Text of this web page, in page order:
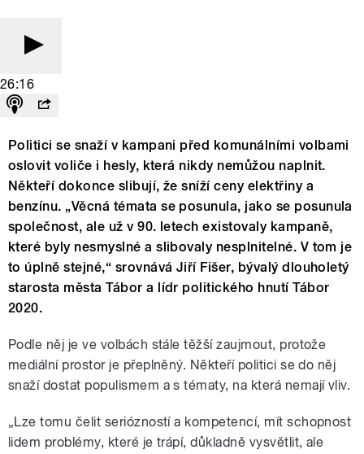
26:16
Politici se snaží v kampani před komunálními volbami
oslovit voliče i hesly, která nikdy nemůžou naplnit.
Někteří dokonce slibují, že sníží ceny elektřiny a
benzínu. „Věcná témata se posunula, jako se posunula
společnost, ale už v 90. letech existovaly kampaně,
které byly nesmyslné a slibovaly nesplnitelné. V tom je
to úplně stejné,“ srovnává Jiří Fišer, bývalý dlouholetý
starosta města Tábor a lídr politického hnutí Tábor
2020.
Podle něj je ve volbách stále těžší zaujmout, protože
mediální prostor je přeplněný. Někteří politici se do něj
snaží dostat populismem a s tématy, na která nemají vliv.
„Lze tomu čelit seriózností a kompetencí, mít schopnost
lidem problémy, které je trápí, důkladně vysvětlit, ale